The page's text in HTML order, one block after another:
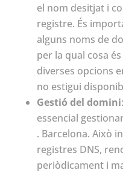
el nom desitjat i
registre. És
alguns noms de
per la qual cosa
diverses opcions
no estigui
Gestió del domini
essencial
. Barcelona. Això
registres DNS,
periòdicament i